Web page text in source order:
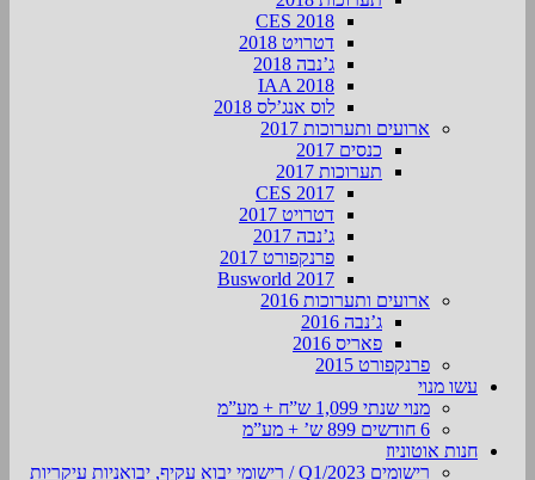
CES 2018
דטרויט 2018
ג’נבה 2018
IAA 2018
לוס אנג’לס 2018
ארועים ותערוכות 2017
כנסים 2017
תערוכות 2017
CES 2017
דטרויט 2017
ג’נבה 2017
פרנקפורט 2017
Busworld 2017
ארועים ותערוכות 2016
ג’נבה 2016
פאריס 2016
פרנקפורט 2015
עשו מנוי
מנוי שנתי 1,099 ש”ח + מע”מ
6 חודשים 899 ש’ + מע”מ
חנות אוטוניוז
רישומים Q1/2023 / רישומי יבוא עקיף, יבואניות עיקריות